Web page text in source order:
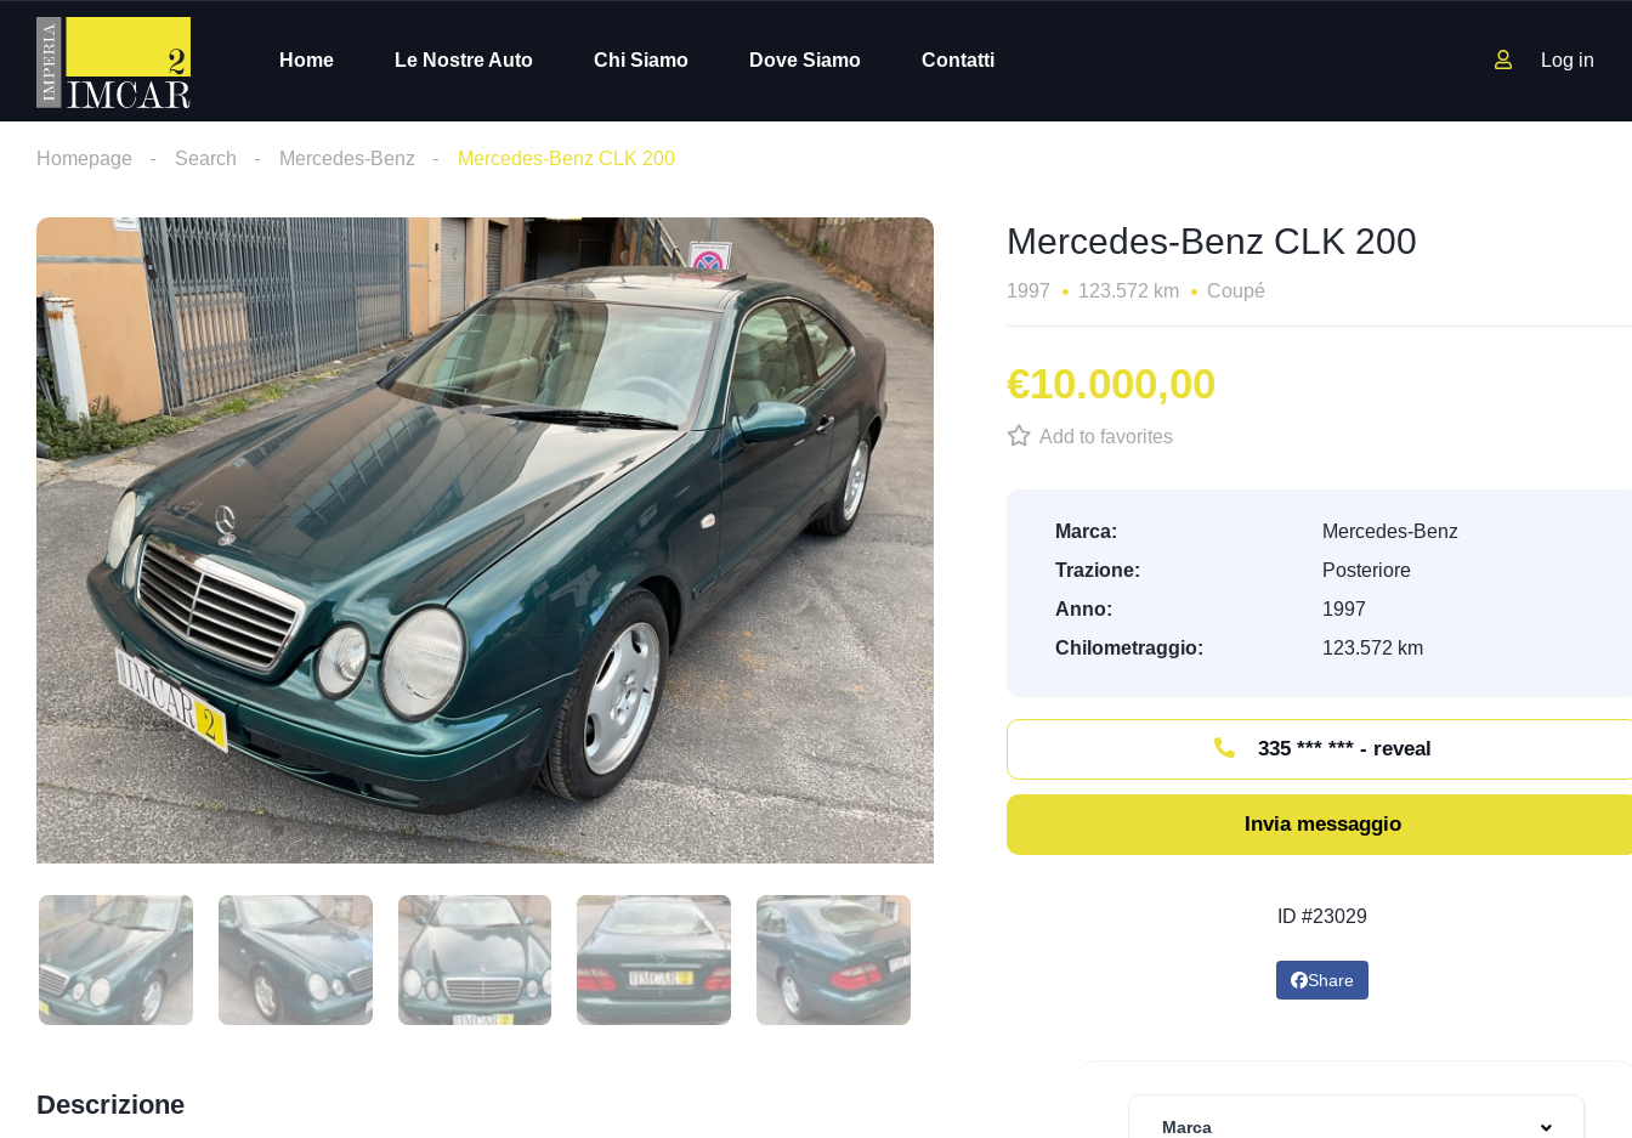
Home Le Nostre Auto Chi Siamo Dove Siamo Contatti Log in
Homepage Search Mercedes-Benz Mercedes-Benz CLK 200
Descrizione
Mercedes-Benz CLK 200
1997 123.572 km Coupé
€10.000,00
Add to favorites
Marca:
Mercedes-Benz
Trazione:
Posteriore
Anno:
1997
Chilometraggio:
123.572 km
335 *** *** - reveal
Invia messaggio
ID #23029
Share
Marca